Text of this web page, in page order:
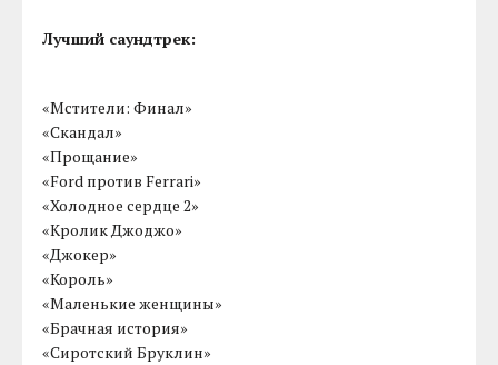
Лучший саундтрек:
«Мстители: Финал»
«Скандал»
«Прощание»
«Ford против Ferrari»
«Холодное сердце 2»
«Кролик Джоджо»
«Джокер»
«Король»
«Маленькие женщины»
«Брачная история»
«Сиротский Бруклин»